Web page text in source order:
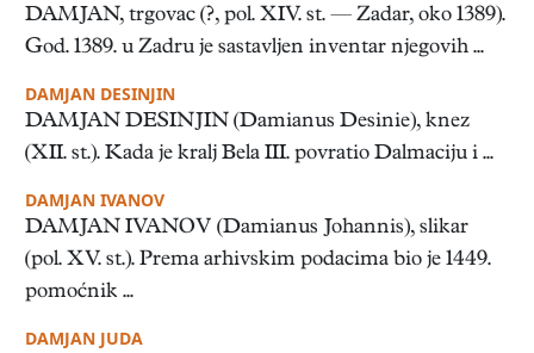
DAMJAN, trgovac (?, pol. XIV. st. — Zadar, oko 1389).
God. 1389. u Zadru je sastavljen inventar njegovih ...
DAMJAN DESINJIN
DAMJAN DESINJIN (Damianus Desinie), knez
(XII. st.). Kada je kralj Bela III. povratio Dalmaciju i ...
DAMJAN IVANOV
DAMJAN IVANOV (Damianus Johannis), slikar
(pol. XV. st.). Prema arhivskim podacima bio je 1449.
pomoćnik ...
DAMJAN JUDA